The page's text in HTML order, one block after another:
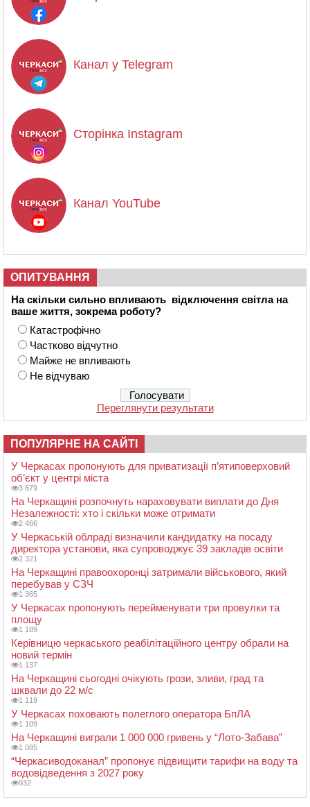
Канал у Telegram
Сторінка Instagram
Канал YouTube
ОПИТУВАННЯ
На скільки сильно впливають відключення світла на
ваше життя, зокрема роботу?
Катастрофічно
Частково відчутно
Майже не впливають
Не відчуваю
Переглянути результати
ПОПУЛЯРНЕ НА САЙТІ
У Черкасах пропонують для приватизації п’ятиповерховий
об’єкт у центрі міста
3 679
На Черкащині розпочнуть нараховувати виплати до Дня
Незалежності: хто і скільки може отримати
2 466
У Черкаській облраді визначили кандидатку на посаду
директора установи, яка супроводжує 39 закладів освіти
2 321
На Черкащині правоохоронці затримали військового, який
перебував у СЗЧ
1 365
У Черкасах пропонують перейменувати три провулки та
площу
1 189
Керівницю черкаського реабілітаційного центру обрали на
новий термін
1 137
На Черкащині сьогодні очікують грози, зливи, град та
шквали до 22 м/с
1 119
У Черкасах поховають полеглого оператора БпЛА
1 109
На Черкащині виграли 1 000 000 гривень у “Лото-Забава”
1 085
“Черкасиводоканал” пропонує підвищити тарифи на воду та
водовідведення з 2027 року
932